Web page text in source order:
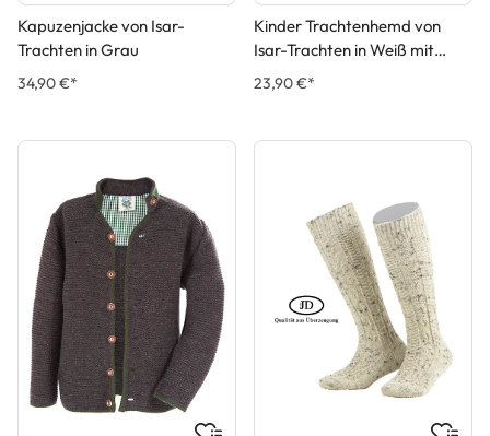
Kapuzenjacke von Isar-
Trachten in Grau
34,90 €*
Kinder Trachtenhemd von
Isar-Trachten in Weiß mit
Beigen Applikationen
23,90 €*